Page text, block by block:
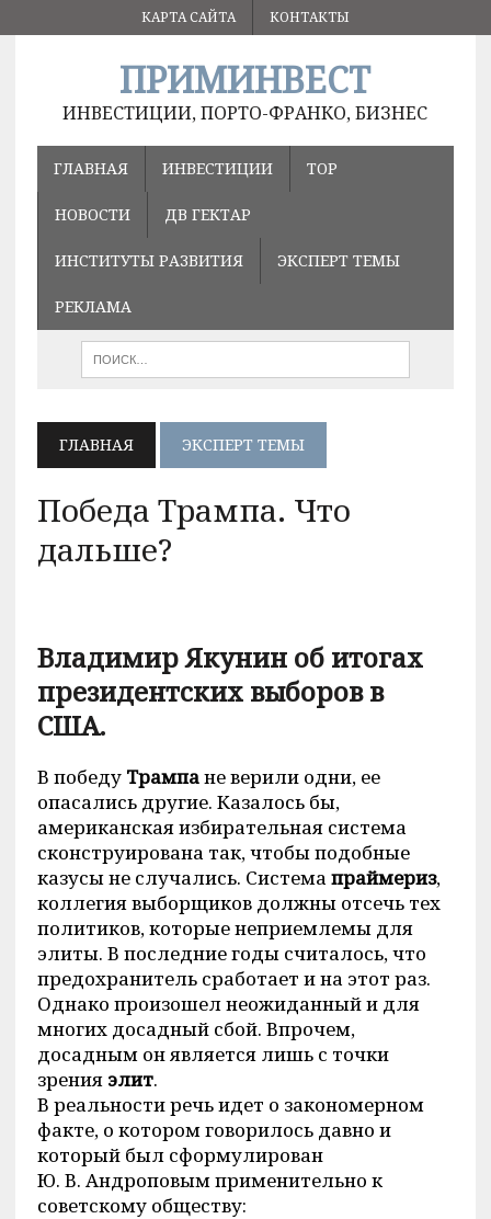
КАРТА САЙТА КОНТАКТЫ
ПРИМИНВЕСТ
ИНВЕСТИЦИИ, ПОРТО-ФРАНКО, БИЗНЕС
ГЛАВНАЯ ИНВЕСТИЦИИ ТОР
НОВОСТИ ДВ ГЕКТАР
ИНСТИТУТЫ РАЗВИТИЯ ЭКСПЕРТ ТЕМЫ
РЕКЛАМА
ГЛАВНАЯ ЭКСПЕРТ ТЕМЫ
Победа Трампа. Что
дальше?
Владимир Якунин об итогах
президентских выборов в
США.
В победу Трампане верили одни, ее
опасались другие. Казалось бы,
американская избирательная система
сконструирована так, чтобы подобные
казусы не случались. Система праймериз,
коллегия выборщиков должны отсечь тех
политиков, которые неприемлемы для
элиты. В последние годы считалось, что
предохранитель сработает и на этот раз.
Однако произошел неожиданный и для
многих досадный сбой. Впрочем,
досадным он является лишь с точки
зрения элит.
В реальности речь идет о закономерном
факте, о котором говорилось давно и
который был сформулирован
Ю. В. Андроповым применительно к
советскому обществу: